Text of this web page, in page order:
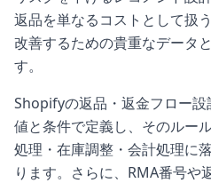
返品を単なるコストとして扱
改善するための貴重なデータ
す。
Shopifyの返品・返金フロー
値と条件で定義し、そのルー
処理・在庫調整・会計処理に
ります。さらに、RMA番号や